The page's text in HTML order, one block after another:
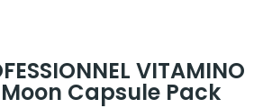
VITAMINO
Moon Capsule Pack